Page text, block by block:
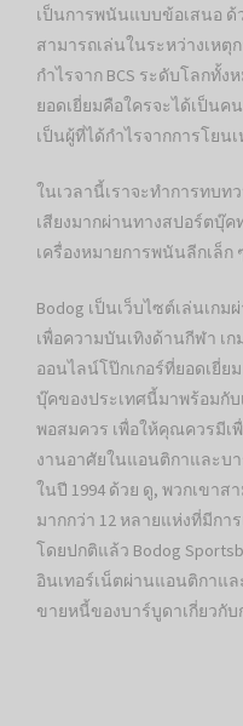
เป็นการพนันแบบข้อเสนอ
สามารถเล่นในระหว่างเห
กำไรจาก BCS ระดับโลกทั้
ยอดเยี่ยมคือใครจะได้เป็นค
เป็นผู้ที่ได้กำไรจากการโยน
ในเวลานี้เราจะทำการทบท
เสียงมากผ่านทางสปอร์ตบุ๊ค
เครื่องหมายการพนันลีกเล็ก
Bodog เป็นเว็บไซต์เล่นเก
เพื่อความบันเทิงด้านกีฬา เ
ออนไลน์โป๊กเกอร์ที่ยอดเยี่
บุ๊คของประเทศนี้มาพร้อมกับ
พอสมควร เพื่อให้คุณควรมีเ
งานอาศัยในแอนติกาและบ
ในปี 1994 ด้วย ดู, พวกเขาส
มากกว่า 12 หลายแห่งที่มีกา
โดยปกติแล้ว Bodog
อินเทอร์เน็ตผ่านแอนติกาแ
ขายหนี้ของบาร์บูดาเกี่ยวกับ